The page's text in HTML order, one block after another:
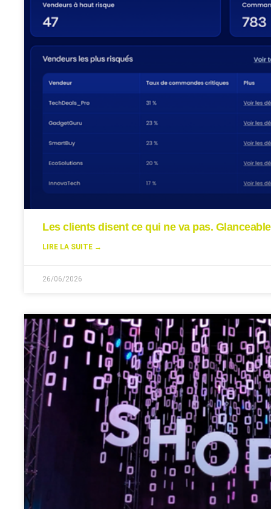
Les clients disent ce qui ne va pas.
LIRE LA SUITE →
26/06/2026